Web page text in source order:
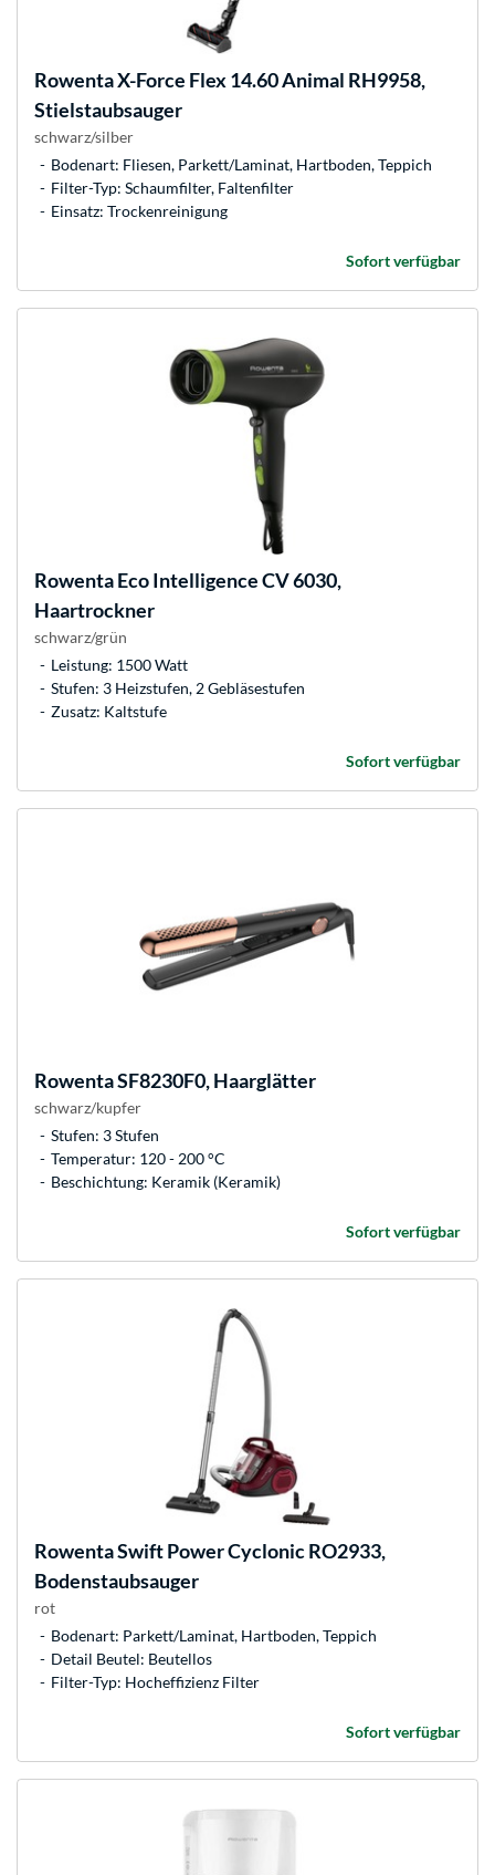
RowentaX-Force Flex 14.60 Animal RH9958,
Stielstaubsauger
schwarz/silber
Bodenart: Fliesen, Parkett/Laminat, Hartboden, Teppich
Filter-Typ: Schaumfilter, Faltenfilter
Einsatz: Trockenreinigung
Sofort verfügbar
RowentaEco Intelligence CV 6030,
Haartrockner
schwarz/grün
Leistung: 1500 Watt
Stufen: 3 Heizstufen, 2 Gebläsestufen
Zusatz: Kaltstufe
Sofort verfügbar
RowentaSF8230F0, Haarglätter
schwarz/kupfer
Stufen: 3 Stufen
Temperatur: 120 - 200 °C
Beschichtung: Keramik (Keramik)
Sofort verfügbar
RowentaSwift Power Cyclonic RO2933,
Bodenstaubsauger
rot
Bodenart: Parkett/Laminat, Hartboden, Teppich
Detail Beutel: Beutellos
Filter-Typ: Hocheffizienz Filter
Sofort verfügbar